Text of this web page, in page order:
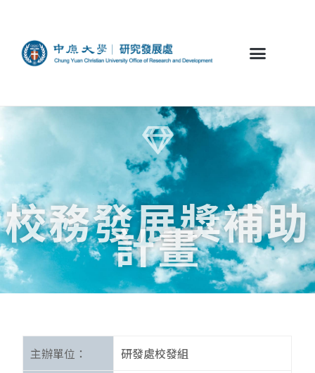
校務發展獎補助
計畫
主辦單位： 研發處校發組